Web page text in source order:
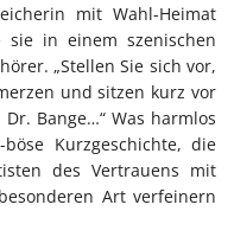
mit Wahl-Heimat
in einem szenischen
„Stellen Sie sich vor,
und sitzen kurz vor
Bange…“ Was harmlos
Kurzgeschichte, die
des Vertrauens mit
Art verfeinern